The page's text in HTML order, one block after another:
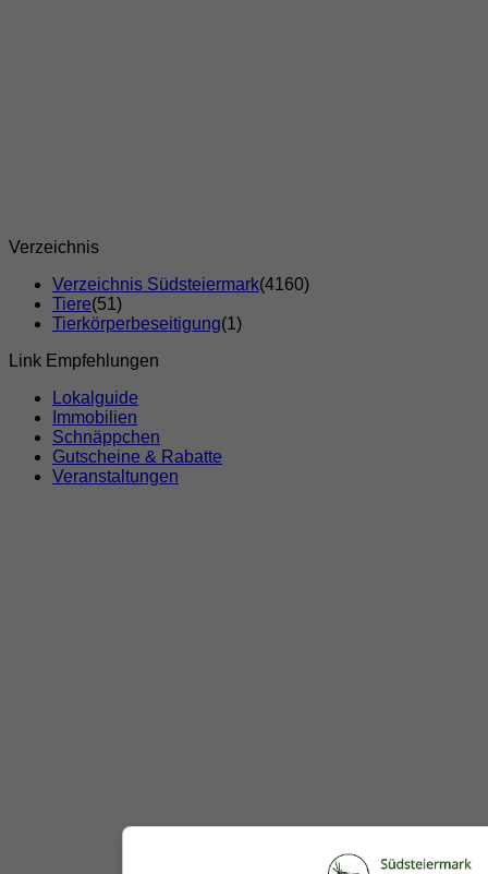
Verzeichnis
Verzeichnis Südsteiermark(4160)
Tiere(51)
Tierkörperbeseitigung(1)
Link Empfehlungen
Lokalguide
Immobilien
Schnäppchen
Gutscheine & Rabatte
Veranstaltungen